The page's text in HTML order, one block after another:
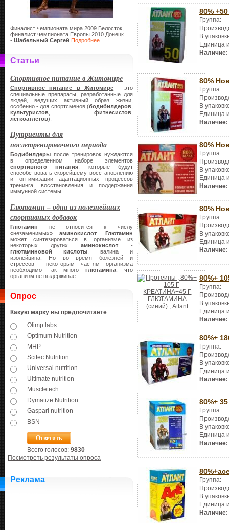
Финалист чемпионата мира 2009 Белосток,
финалист чемпионата Европы 2010 Донецк
- Шабельный Сергей Подробнее.
Статьи
Спортивное питание в Житомире
Спортивное питание в Житомире - это
специальные препараты, разработанные для
людей, ведущих активный образ жизни,
особенно - для спортсменов (бодибилдеров
культуристов
фитнесистов
легкоатлетов).
Нутриенты для
послетренировочного периода
Бодибилдеры после тренировок нуждаются
в определенном наборе элементов
спортивного питания , которые будут
способствовать скорейшему восстановлению
и оптимизации адаптационных процессов
тренинга, восстановления и поддержания
иммунной системы.
Глютамин – одна из полезнейших
спортивных добавок
Глютамин не относится к числу
«незаменимых»аминокислот
Глютамин
может синтезироваться в организме из
некоторых других аминокислот -
глютаминовой кислоты , валина и
изолейцина. Но во время болезней и
стрессов некоторым частям организма
необходимо так много глютамина , что
организм не выдерживает.
Опрос
Какую марку вы предпочитаете
Olimp labs
Optimum Nutrition
MHP
Scitec Nutrition
Universal nutrition
Ultimate nutrition
Muscletech
Dymatize Nutrition
Gaspari nutrition
BSN
Всего голосов: 9830
Посмотреть результаты опроса
Реклама
80%
Группа:
В
Единица
Наличие:
80%
Группа:
В
Единица
Наличие:
80%
Группа:
В
Единица
Наличие:
80%
Группа:
В
Единица
Наличие:
80%+
Группа:
В
Единица
Наличие:
80%+
Группа:
В
Единица
Наличие:
80%+
Группа:
В
Единица
Наличие:
Группа:
В
Единица
Наличие: